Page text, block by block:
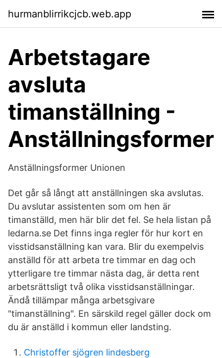
hurmanblirrikcjcb.web.app
Arbetstagare
avsluta
timanställning -
Anställningsformer
Anställningsformer Unionen
Det går så långt att anställningen ska avslutas.
Du avslutar assistenten som om hen är
timanställd, men här blir det fel. Se hela listan på
ledarna.se Det finns inga regler för hur kort en
visstidsanställning kan vara. Blir du exempelvis
anställd för att arbeta tre timmar en dag och
ytterligare tre timmar nästa dag, är detta rent
arbetsrättsligt två olika visstidsanställningar.
Ändå tillämpar många arbetsgivare
"timanställning". En särskild regel gäller dock om
du är anställd i kommun eller landsting.
Christoffer sjögren lindesberg